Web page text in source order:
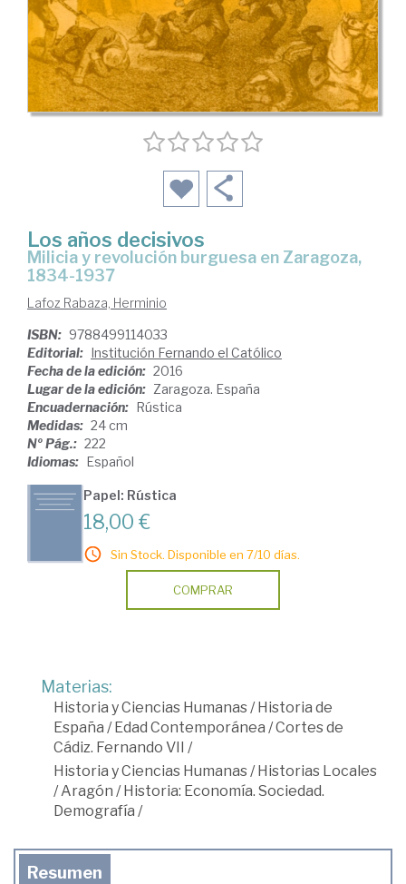
Los años decisivos
milicia y revolución burguesa en Zaragoza,
1834-1937
Lafoz Rabaza, Herminio
ISBN: 9788499114033
Editorial: Institución Fernando el Católico
Fecha de la edición: 2016
Lugar de la edición: Zaragoza. España
Encuadernación: Rústica
Medidas: 24 cm
Nº Pág.: 222
Idiomas: Español
Papel: Rústica
18,00 €
Sin Stock. Disponible en 7/10 días.
COMPRAR
Materias:
Historia y Ciencias Humanas/Historia de
España /Edad Contemporánea /Cortes de
Cádiz. Fernando VII /
Historia y Ciencias Humanas/Historias Locales
/Aragón /Historia: Economía. Sociedad.
Demografía /
Resumen